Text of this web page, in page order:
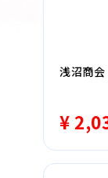
浅沼商
¥